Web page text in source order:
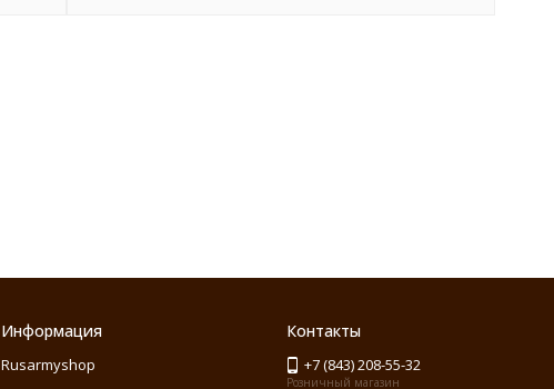
Информация
Rusarmyshop
Контакты
+7 (843) 208-55-32
Розничный магазин